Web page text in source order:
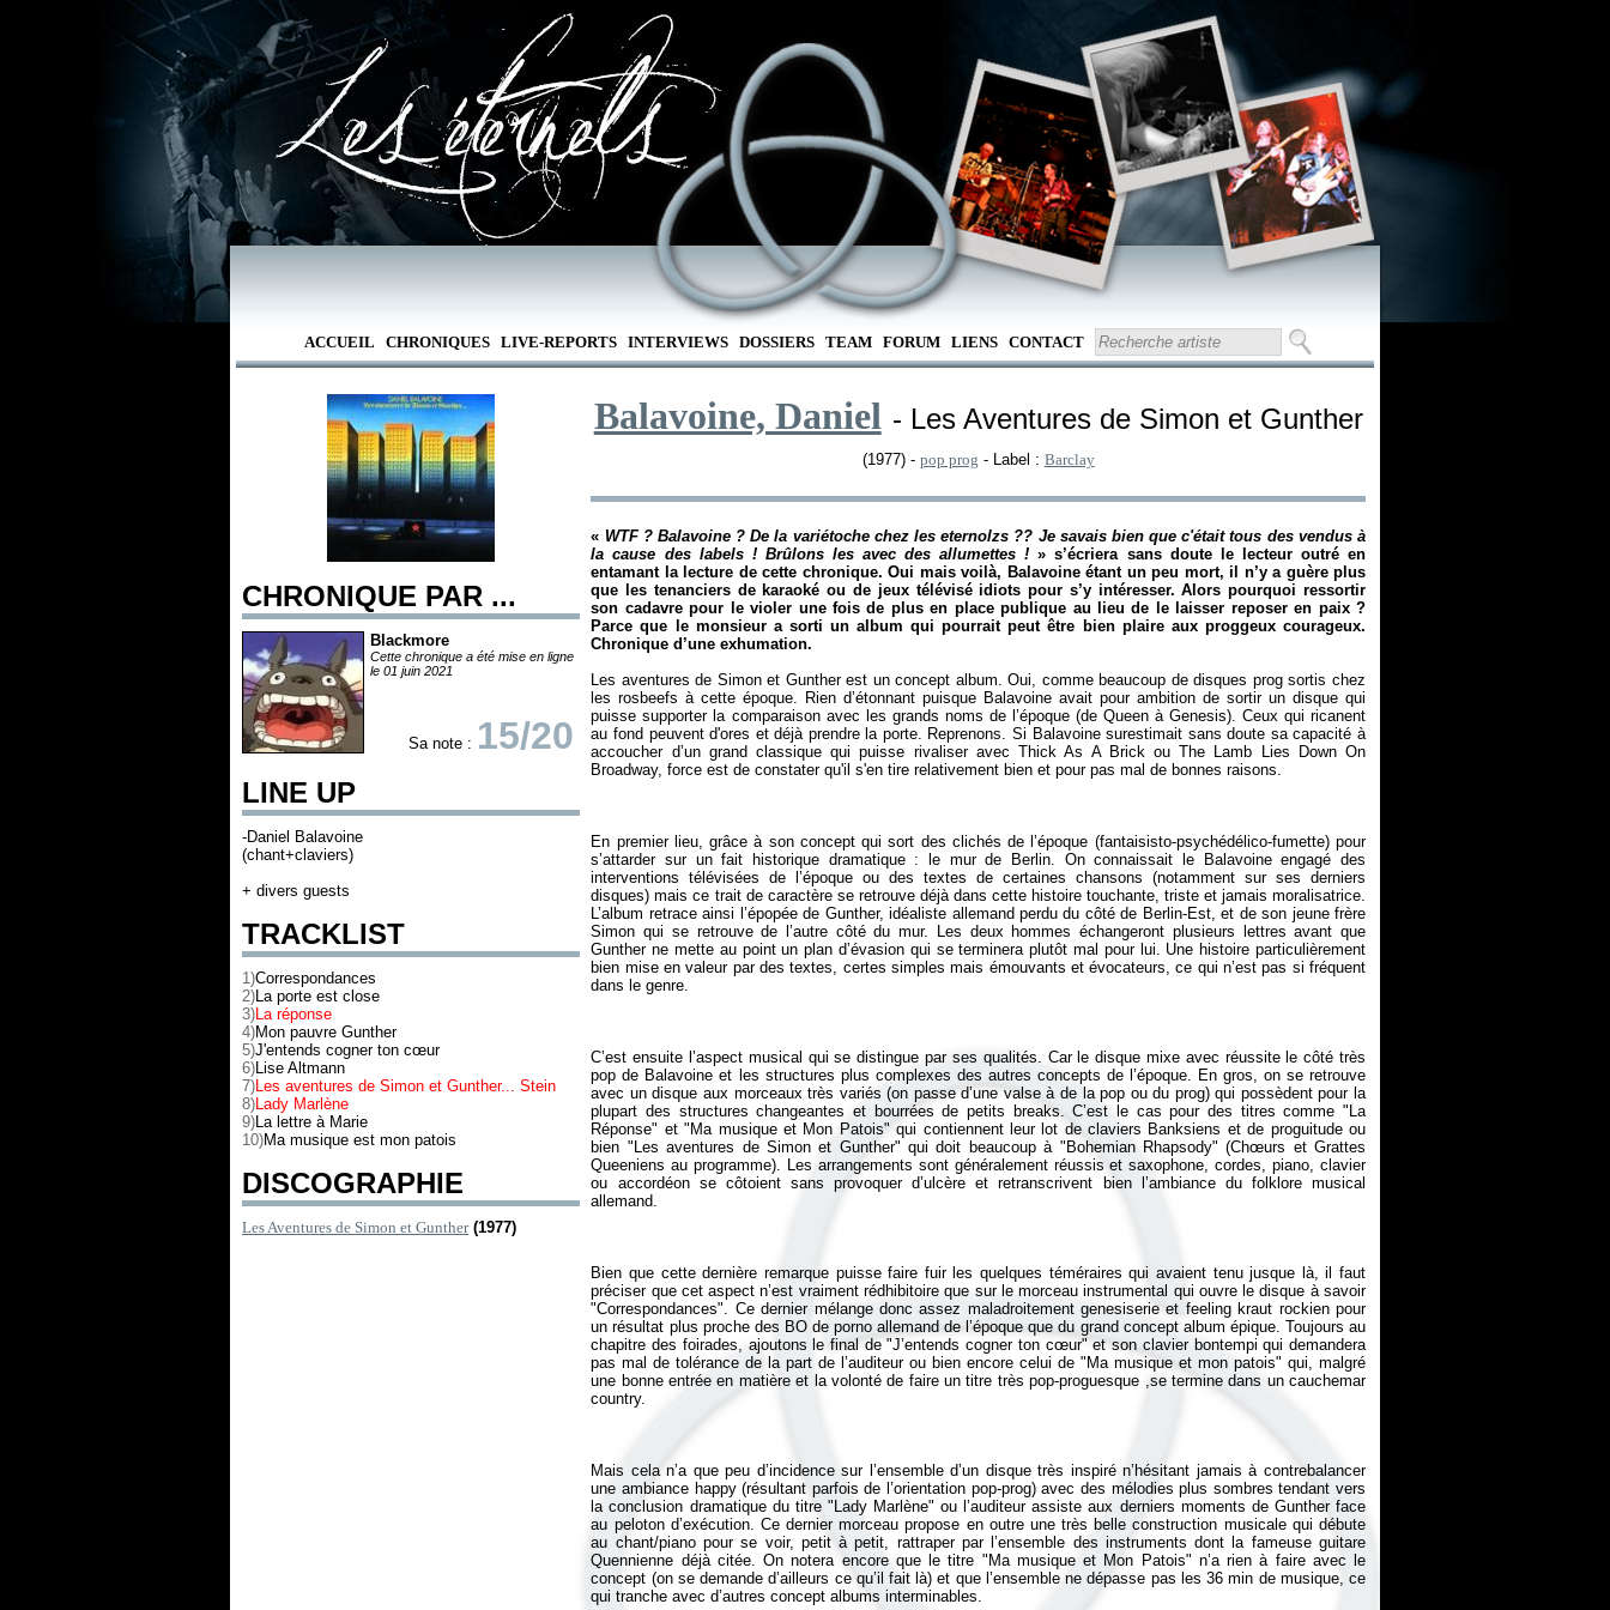
ACCUEIL CHRONIQUES LIVE-REPORTS INTERVIEWS DOSSIERS TEAM FORUM LIENS CONTACT
CHRONIQUE PAR ...
Blackmore
Cette chronique a été mise en ligne
le 01 juin 2021
Sa note : 15/20
LINE UP
-Daniel Balavoine
(chant+claviers)
+ divers guests
TRACKLIST
1)Correspondances
2)La porte est close
3)La réponse
4)Mon pauvre Gunther
5)J'entends cogner ton cœur
6)Lise Altmann
7)Les aventures de Simon et Gunther... Stein
8)Lady Marlène
9)La lettre à Marie
10)Ma musique est mon patois
DISCOGRAPHIE
Les Aventures de Simon et Gunther (1977)
Balavoine, Daniel - Les Aventures de Simon et Gunther
(1977) - pop prog - Label : Barclay
« WTF ? Balavoine ? De la variétoche chez les eternolzs ?? Je savais bien que c'était tous des vendus à
la cause des labels ! Brûlons les avec des allumettes !» s’écriera sans doute le lecteur outré en
entamant la lecture de cette chronique. Oui mais voilà, Balavoine étant un peu mort, il n’y a guère plus
que les tenanciers de karaoké ou de jeux télévisé idiots pour s’y intéresser. Alors pourquoi ressortir
son cadavre pour le violer une fois de plus en place publique au lieu de le laisser reposer en paix ?
Parce que le monsieur a sorti un album qui pourrait peut être bien plaire aux proggeux courageux.
Chronique d’une exhumation.
Les aventures de Simon et Gunther est un concept album. Oui, comme beaucoup de disques prog sortis chez
les rosbeefs à cette époque. Rien d’étonnant puisque Balavoine avait pour ambition de sortir un disque qui
puisse supporter la comparaison avec les grands noms de l’époque (de Queen à Genesis). Ceux qui ricanent
au fond peuvent d'ores et déjà prendre la porte. Reprenons. Si Balavoine surestimait sans doute sa capacité à
accoucher d’un grand classique qui puisse rivaliser avecThick As A BrickouThe Lamb Lies Down On
Broadway
En premier lieu, grâce à son concept qui sort des clichés de l’époque (fantaisisto-psychédélico-fumette) pour
s’attarder sur un fait historique dramatique : le mur de Berlin. On connaissait le Balavoine engagé des
interventions télévisées de l’époque ou des textes de certaines chansons (notamment sur ses derniers
disques) mais ce trait de caractère se retrouve déjà dans cette histoire touchante, triste et jamais moralisatrice.
L’album retrace ainsi l’épopée de Gunther, idéaliste allemand perdu du côté de Berlin-Est, et de son jeune frère
Simon qui se retrouve de l’autre côté du mur. Les deux hommes échangeront plusieurs lettres avant que
Gunther ne mette au point un plan d’évasion qui se terminera plutôt mal pour lui. Une histoire particulièrement
bien mise en valeur par des textes, certes simples mais émouvants et évocateurs, ce qui n’est pas si fréquent
C’est ensuite l’aspect musical qui se distingue par ses qualités. Car le disque mixe avec réussite le côté très
pop de Balavoine et les structures plus complexes des autres concepts de l’époque. En gros, on se retrouve
avec un disque aux morceaux très variés (on passe d’une valse à de la pop ou du prog) qui possèdent pour la
plupart des structures changeantes et bourrées de petits breaks. C’est le cas pour des titres comme "La
Réponse" et "Ma musique et Mon Patois" qui contiennent leur lot de claviers Banksiens et de proguitude ou
bien "Les aventures de Simon et Gunther" qui doit beaucoup à "Bohemian Rhapsody" (Chœurs et Grattes
Queeniens au programme). Les arrangements sont généralement réussis et saxophone, cordes, piano, clavier
ou accordéon se côtoient sans provoquer d’ulcère et retranscrivent bien l’ambiance du folklore musical
Bien que cette dernière remarque puisse faire fuir les quelques téméraires qui avaient tenu jusque là, il faut
préciser que cet aspect n’est vraiment rédhibitoire que sur le morceau instrumental qui ouvre le disque à savoir
"Correspondances". Ce dernier mélange donc assez maladroitement genesiserie et feeling kraut rockien pour
un résultat plus proche des BO de porno allemand de l’époque que du grand concept album épique. Toujours au
chapitre des foirades, ajoutons le final de "J’entends cogner ton cœur" et son clavier bontempi qui demandera
pas mal de tolérance de la part de l’auditeur ou bien encore celui de "Ma musique et mon patois" qui, malgré
une bonne entrée en matière et la volonté de faire un titre très pop-proguesque ,se termine dans un cauchemar
Mais cela n’a que peu d’incidence sur l’ensemble d’un disque très inspiré n’hésitant jamais à contrebalancer
une ambiance happy (résultant parfois de l’orientation pop-prog) avec des mélodies plus sombres tendant vers
la conclusion dramatique du titre "Lady Marlène" ou l’auditeur assiste aux derniers moments de Gunther face
au peloton d’exécution. Ce dernier morceau propose en outre une très belle construction musicale qui débute
au chant/piano pour se voir, petit à petit, rattraper par l’ensemble des instruments dont la fameuse guitare
Quennienne déjà citée. On notera encore que le titre "Ma musique et Mon Patois" n’a rien à faire avec le
concept (on se demande d’ailleurs ce qu’il fait là) et que l’ensemble ne dépasse pas les 36 min de musique, ce